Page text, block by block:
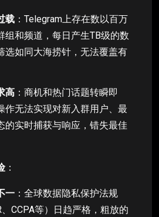
载 ：Telegram上存在数以百万
组和频道，每日产生TB级的数
选如同大海捞针，无法覆盖有
高 ：商机和热门话题转瞬即
作无法实现对新入群用户、最
的实时捕获与响应，错失最佳
：
一 ：全球数据隐私保护法规
、CCPA等）日趋严格，粗放的